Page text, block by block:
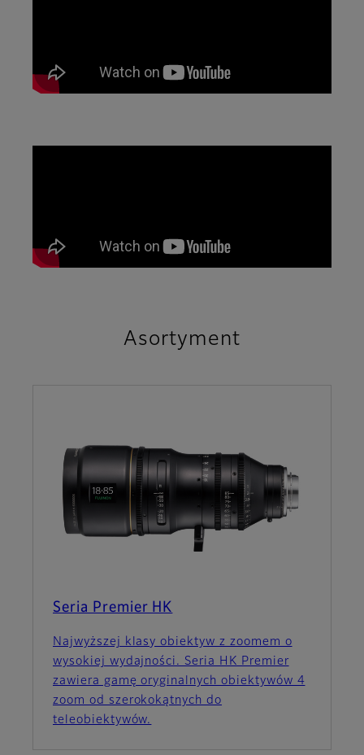
Asortyment
Seria Premier HK
Najwyższej klasy obiektyw z zoomem o
wysokiej wydajności. Seria HK Premier
zawiera gamę oryginalnych obiektywów 4
zoom od szerokokątnych do
teleobiektywów.